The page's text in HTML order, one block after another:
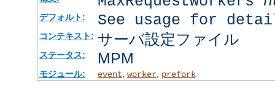
デフォルト: See usage for
コンテキスト: サーバ設定ファイル
ステータス: MPM
モジュール: event worker, prefork